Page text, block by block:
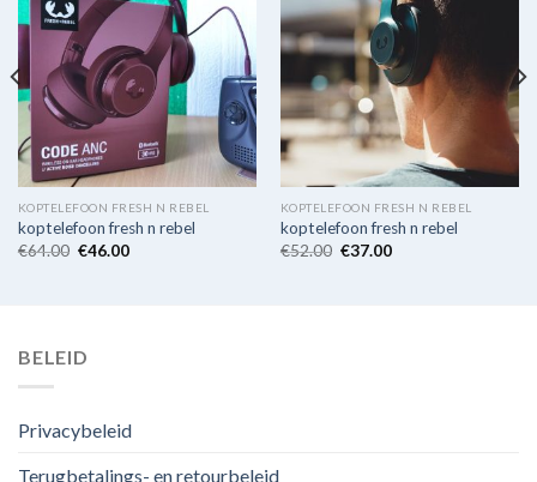
KOPTELEFOON FRESH N REBEL
koptelefoon fresh n rebel
€64.00 €46.00
KOPTELEFOON FRESH N REBEL
koptelefoon fresh n rebel
€52.00 €37.00
BELEID
Privacybeleid
Terugbetalings- en retourbeleid